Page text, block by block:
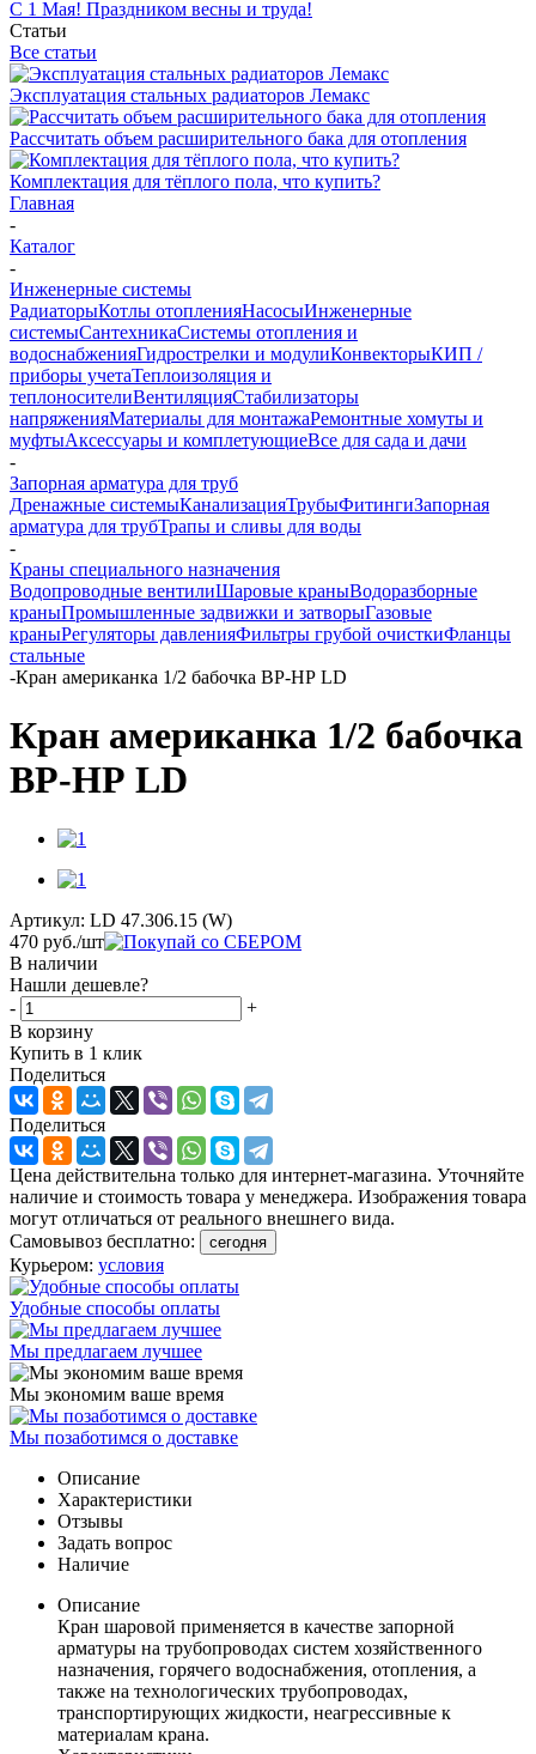
С 1 Мая! Праздником весны и труда!
Статьи
Все статьи
Эксплуатация стальных радиаторов Лемакс
Рассчитать объем расширительного бака для отопления
Комплектация для тёплого пола, что купить?
Главная
-
Каталог
-
Инженерные системы
РадиаторыКотлы отопленияНасосыИнженерные
системыСантехникаСистемы отопления и
водоснабженияГидрострелки и модулиКонвекторыКИП /
приборы учетаТеплоизоляция и
теплоносителиВентиляцияСтабилизаторы
напряженияМатериалы для монтажаРемонтные хомуты и
муфтыАксессуары и комплетующиеВсе для сада и дачи
-
Запорная арматура для труб
Дренажные системыКанализацияТрубыФитингиЗапорная
арматура для трубТрапы и сливы для воды
-
Краны специального назначения
Водопроводные вентилиШаровые краныВодоразборные
краныПромышленные задвижки и затворыГазовые
краныРегуляторы давленияФильтры грубой очисткиФланцы
стальные
-Кран американка 1/2 бабочка ВР-НР LD
Кран американка 1/2 бабочка
ВР-НР LD
Артикул: LD 47.306.15 (W)
470 руб./шт
В наличии
Нашли дешевле?
-
+
В корзину
Купить в 1 клик
Поделиться
Поделиться
Цена действительна только для интернет-магазина. Уточняйте
наличие и стоимость товара у менеджера. Изображения товара
могут отличаться от реального внешнего вида.
Самовывоз бесплатно:
сегодня
Курьером: условия
Удобные способы оплаты
Мы предлагаем лучшее
Мы экономим ваше время
Мы позаботимся о доставке
Описание
Характеристики
Отзывы
Задать вопрос
Наличие
Описание
Кран шаровой применяется в качестве запорной
арматуры на трубопроводах систем хозяйственного
назначения, горячего водоснабжения, отопления, а
также на технологических трубопроводах,
транспортирующих жидкости, неагрессивные к
материалам крана.